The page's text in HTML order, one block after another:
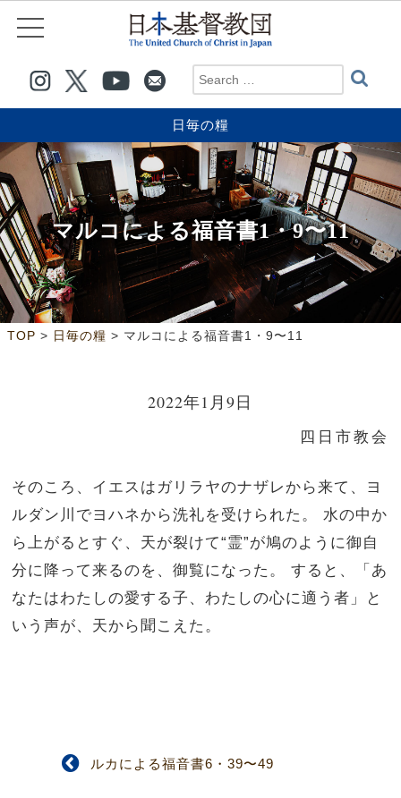
日毎の糧
マルコによる福音書1・9〜11
TOP > 日毎の糧 > マルコによる福音書1・9〜11
2022年1月9日
四日市教会
そのころ、イエスはガリラヤのナザレから来て、ヨ
ルダン川でヨハネから洗礼を受けられた。
水の中か
ら上がるとすぐ、天が裂けて“霊”が鳩のように御自
分に降って来るのを、御覧になった。
すると、「あ
なたはわたしの愛する子、わたしの心に適う者」と
いう声が、天から聞こえた。
ルカによる福音書6・39〜49